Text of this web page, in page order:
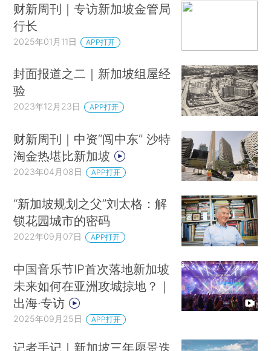
财新周刊｜专访新加坡金管局
行长
2025年01月11日 APP打开
封面报道之二｜新加坡组屋经
验
2023年12月23日 APP打开
财新周刊｜中资“闯中东” 沙特
淘金热堪比新加坡
2023年04月08日 APP打开
“新加坡规划之父”刘太格：解
锁花园城市的密码
2022年09月07日 APP打开
中国音乐节IP首次落地新加坡
未来如何在亚洲攻城掠地？｜
出海·专访
2025年09月25日 APP打开
记者手记｜新加坡三年愿景迭